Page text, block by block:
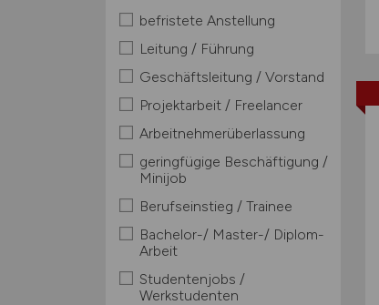
befristete Anstellung
Leitung / Führung
Geschäftsleitung / Vorstand
Projektarbeit / Freelancer
Arbeitnehmerüberlassung
geringfügige Beschäftigung /
Minijob
Berufseinstieg / Trainee
Bachelor-/ Master-/ Diplom-
Arbeit
Studentenjobs /
Werkstudenten